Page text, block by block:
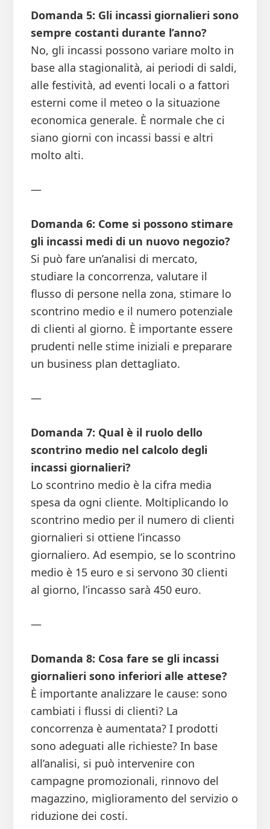
Domanda 5: Gli incassi giornalieri sono
sempre costanti durante l’anno?
No, gli incassi possono variare molto in
base alla stagionalità, ai periodi di saldi,
alle festività, ad eventi locali o a fattori
esterni come il meteo o la situazione
economica generale. È normale che ci
siano giorni con incassi bassi e altri
molto alti.
—
Domanda 6: Come si possono stimare
gli incassi medi di un nuovo negozio?
Si può fare un’analisi di mercato,
studiare la concorrenza, valutare il
flusso di persone nella zona, stimare lo
scontrino medio e il numero potenziale
di clienti al giorno. È importante essere
prudenti nelle stime iniziali e preparare
un business plan dettagliato.
—
Domanda 7: Qual è il ruolo dello
scontrino medio nel calcolo degli
incassi giornalieri?
Lo scontrino medio è la cifra media
spesa da ogni cliente. Moltiplicando lo
scontrino medio per il numero di clienti
giornalieri si ottiene l’incasso
giornaliero. Ad esempio, se lo scontrino
medio è 15 euro e si servono 30 clienti
al giorno, l’incasso sarà 450 euro.
—
Domanda 8: Cosa fare se gli incassi
giornalieri sono inferiori alle attese?
È importante analizzare le cause: sono
cambiati i flussi di clienti? La
concorrenza è aumentata? I prodotti
sono adeguati alle richieste? In base
all’analisi, si può intervenire con
campagne promozionali, rinnovo del
magazzino, miglioramento del servizio o
riduzione dei costi.